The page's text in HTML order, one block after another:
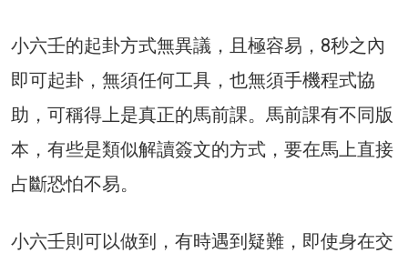
小六壬的起卦方式無異議，且極容易，8秒之內
即可起卦，無須任何工具，也無須手機程式協
助，可稱得上是真正的馬前課。馬前課有不同版
本，有些是類似解讀簽文的方式，要在馬上直接
占斷恐怕不易。
小六壬則可以做到，有時遇到疑難，即使身在交